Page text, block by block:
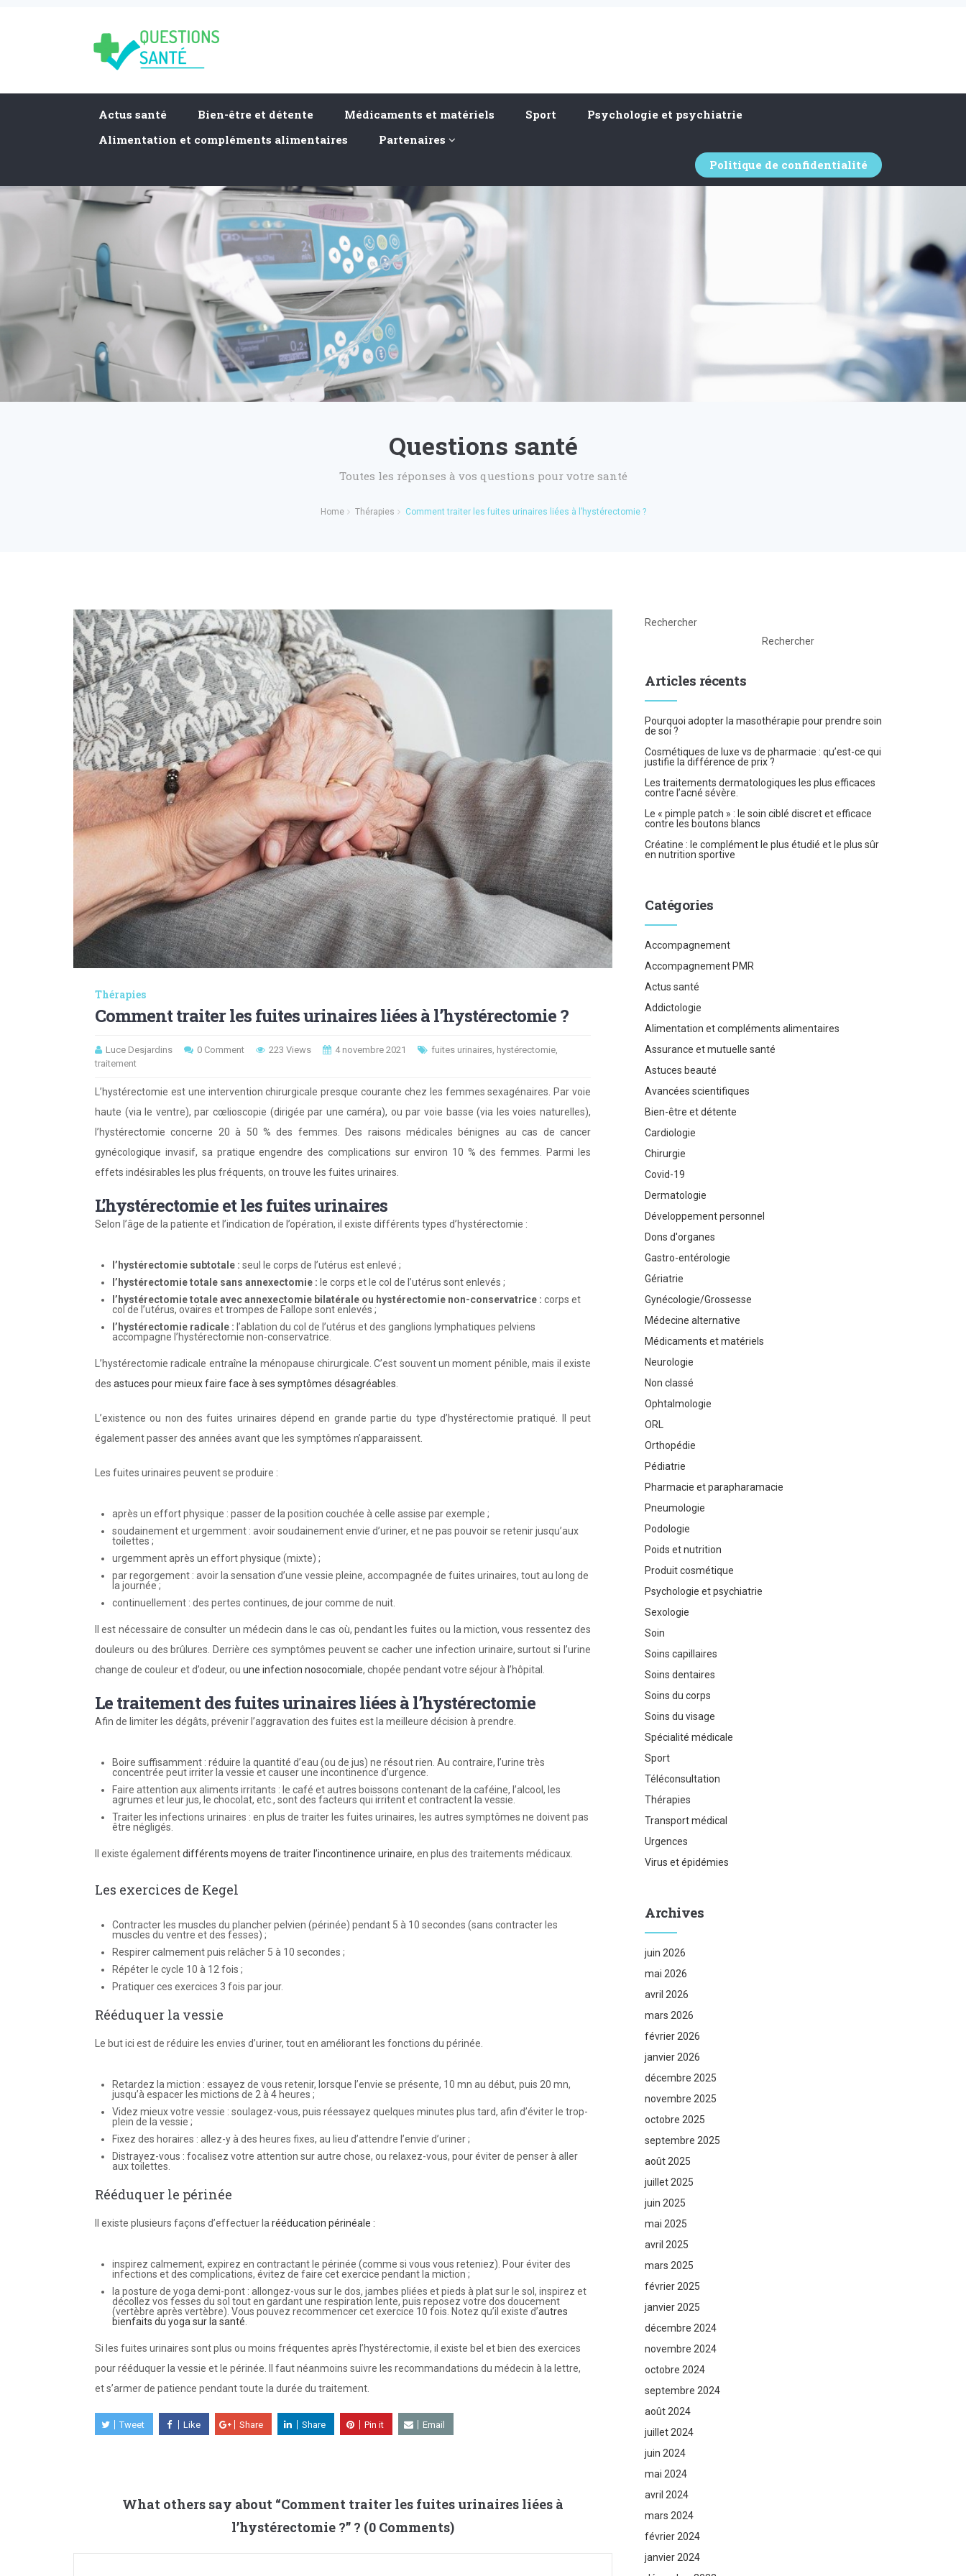
Actus santé Bien-être et détente Médicaments et matériels Sport
Psychologie et psychiatrie
Alimentation et compléments alimentaires
Partenaires
Politique de confidentialité
Questions santé
Toutes les réponses à vos questions pour votre santé
Home Thérapies Comment traiter les fuites urinaires liées à l’hystérectomie ?
Thérapies
Comment traiter les fuites urinaires liées à l’hystérectomie ?
Luce Desjardins 0 Comment 223 Views 4 novembre 2021 fuites urinaires, hystérectomie,
traitement
L’hystérectomie est une intervention chirurgicale presque courante chez les femmes sexagénaires. Par voie
haute (via le ventre), par cœlioscopie (dirigée par une caméra), ou par voie basse (via les voies naturelles),
l’hystérectomie concerne 20 à 50 % des femmes. Des raisons médicales bénignes au cas de cancer
gynécologique invasif, sa pratique engendre des complications sur environ 10 % des femmes. Parmi les
effets indésirables les plus fréquents, on trouve les fuites urinaires.
L’hystérectomie et les fuites urinaires
Selon l’âge de la patiente et l’indication de l’opération, il existe différents types d’hystérectomie :
l’hystérectomie subtotale : seul le corps de l’utérus est enlevé ;
l’hystérectomie totale sans annexectomie : le corps et le col de l’utérus sont enlevés ;
l’hystérectomie totale avec annexectomie bilatérale ou hystérectomie non-conservatrice : corps et
col de l’utérus, ovaires et trompes de Fallope sont enlevés ;
l’hystérectomie radicale : l’ablation du col de l’utérus et des ganglions lymphatiques pelviens
accompagne l’hystérectomie non-conservatrice.
L’hystérectomie radicale entraîne la ménopause chirurgicale. C’est souvent un moment pénible, mais il existe
des astuces pour mieux faire face à ses symptômes désagréables.
L’existence ou non des fuites urinaires dépend en grande partie du type d’hystérectomie pratiqué. Il peut
également passer des années avant que les symptômes n’apparaissent.
Les fuites urinaires peuvent se produire :
après un effort physique : passer de la position couchée à celle assise par exemple ;
soudainement et urgemment : avoir soudainement envie d’uriner, et ne pas pouvoir se retenir jusqu’aux
toilettes ;
urgemment après un effort physique (mixte) ;
par regorgement : avoir la sensation d’une vessie pleine, accompagnée de fuites urinaires, tout au long de
la journée ;
continuellement : des pertes continues, de jour comme de nuit.
Il est nécessaire de consulter un médecin dans le cas où, pendant les fuites ou la miction, vous ressentez des
douleurs ou des brûlures. Derrière ces symptômes peuvent se cacher une infection urinaire, surtout si l’urine
change de couleur et d’odeur, ou une infection nosocomiale, chopée pendant votre séjour à l’hôpital.
Le traitement des fuites urinaires liées à l’hystérectomie
Afin de limiter les dégâts, prévenir l’aggravation des fuites est la meilleure décision à prendre.
Boire suffisamment : réduire la quantité d’eau (ou de jus) ne résout rien. Au contraire, l’urine très
concentrée peut irriter la vessie et causer une incontinence d’urgence.
Faire attention aux aliments irritants : le café et autres boissons contenant de la caféine, l’alcool, les
agrumes et leur jus, le chocolat, etc., sont des facteurs qui irritent et contractent la vessie.
Traiter les infections urinaires : en plus de traiter les fuites urinaires, les autres symptômes ne doivent pas
être négligés.
Il existe égalementdifférents moyens de traiter l ’incontinence urinaire, en plus des traitements médicaux.
Les exercices de Kegel
Contracter les muscles du plancher pelvien (périnée) pendant 5 à 10 secondes (sans contracter les
muscles du ventre et des fesses) ;
Respirer calmement puis relâcher 5 à 10 secondes ;
Répéter le cycle 10 à 12 fois ;
Pratiquer ces exercices 3 fois par jour.
Rééduquer la vessie
Le but ici est de réduire les envies d’uriner, tout en améliorant les fonctions du périnée.
Retardez la miction : essayez de vous retenir, lorsque l’envie se présente, 10 mn au début, puis 20 mn,
jusqu’à espacer les mictions de 2 à 4 heures ;
Videz mieux votre vessie : soulagez-vous, puis réessayez quelques minutes plus tard, afin d’éviter le trop-
plein de la vessie ;
Fixez des horaires : allez-y à des heures fixes, au lieu d’attendre l’envie d’uriner ;
Distrayez-vous : focalisez votre attention sur autre chose, ou relaxez-vous, pour éviter de penser à aller
aux toilettes.
Rééduquer le périnée
Il existe plusieurs façons d’effectuer larééducation périnéale :
inspirez calmement, expirez en contractant le périnée (comme si vous vous reteniez). Pour éviter des
infections et des complications, évitez de faire cet exercice pendant la miction ;
la posture de yoga demi-pont : allongez-vous sur le dos, jambes pliées et pieds à plat sur le sol, inspirez et
décollez vos fesses du sol tout en gardant une respiration lente, puis reposez votre dos doucement
(vertèbre après vertèbre). Vous pouvez recommencer cet exercice 10 fois. Notez qu’il existe d’autres
bienfaits du yoga sur la santé.
Si les fuites urinaires sont plus ou moins fréquentes après l’hystérectomie, il existe bel et bien des exercices
pour rééduquer la vessie et le périnée. Il faut néanmoins suivre les recommandations du médecin à la lettre,
et s’armer de patience pendant toute la durée du traitement.
Tweet Like Share Share Pin it Email
What others say about “Comment traiter les fuites urinaires liées à
l’hystérectomie ?” ? (0 Comments)
Rechercher
Rechercher
Articles récents
Pourquoi adopter la masothérapie pour prendre soin
de soi ?
Cosmétiques de luxe vs de pharmacie : qu’est-ce qui
justifie la différence de prix ?
Les traitements dermatologiques les plus efficaces
contre l’acné sévère.
Le « pimple patch » : le soin ciblé discret et efficace
contre les boutons blancs
Créatine : le complément le plus étudié et le plus sûr
en nutrition sportive
Catégories
Accompagnement
Accompagnement PMR
Actus santé
Addictologie
Alimentation et compléments alimentaires
Assurance et mutuelle santé
Astuces beauté
Avancées scientifiques
Bien-être et détente
Cardiologie
Chirurgie
Covid-19
Dermatologie
Développement personnel
Dons d'organes
Gastro-entérologie
Gériatrie
Gynécologie/Grossesse
Médecine alternative
Médicaments et matériels
Neurologie
Non classé
Ophtalmologie
ORL
Orthopédie
Pédiatrie
Pharmacie et parapharamacie
Pneumologie
Podologie
Poids et nutrition
Produit cosmétique
Psychologie et psychiatrie
Sexologie
Soin
Soins capillaires
Soins dentaires
Soins du corps
Soins du visage
Spécialité médicale
Sport
Téléconsultation
Thérapies
Transport médical
Urgences
Virus et épidémies
Archives
juin 2026
mai 2026
avril 2026
mars 2026
février 2026
janvier 2026
décembre 2025
novembre 2025
octobre 2025
septembre 2025
août 2025
juillet 2025
juin 2025
mai 2025
avril 2025
mars 2025
février 2025
janvier 2025
décembre 2024
novembre 2024
octobre 2024
septembre 2024
août 2024
juillet 2024
juin 2024
mai 2024
avril 2024
mars 2024
février 2024
janvier 2024